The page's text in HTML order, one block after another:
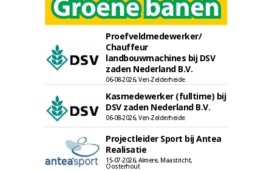
Proefveldmedewerker/
Chauffeur
landbouwmachines bij DSV
zaden Nederland B.V.
06-08-2026, Ven-Zelderheide
Kasmedewerker (fulltime) bij
DSV zaden Nederland B.V.
06-08-2026, Ven-Zelderheide
Projectleider Sport bij Antea
Realisatie
15-07-2026, Almere, Maastricht,
Oosterhout